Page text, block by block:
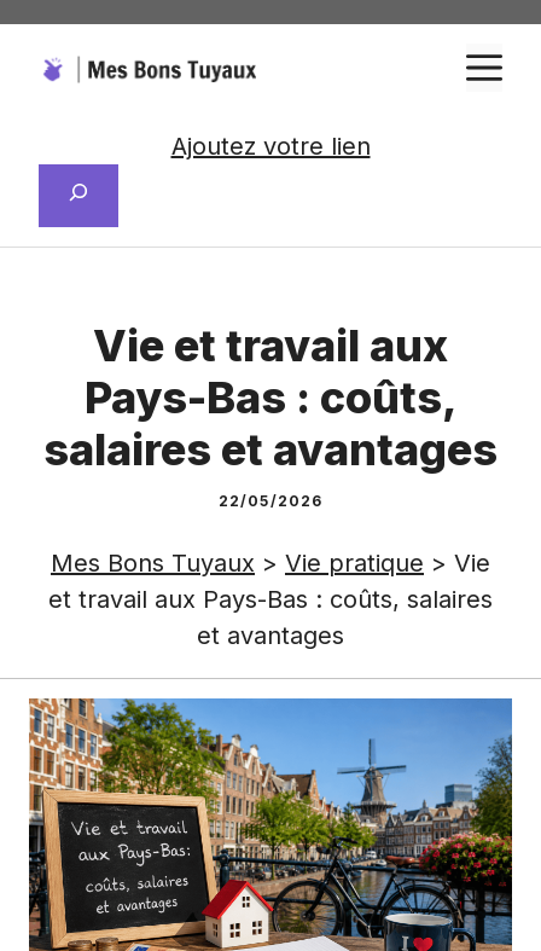
Aller
contenu
Ajoutez votre lien
Vie et travail aux
Pays-Bas : coûts,
salaires et avantages
22/05/2026
Mes Bons Tuyaux > Vie pratique > Vie
et travail aux Pays-Bas : coûts, salaires
et avantages